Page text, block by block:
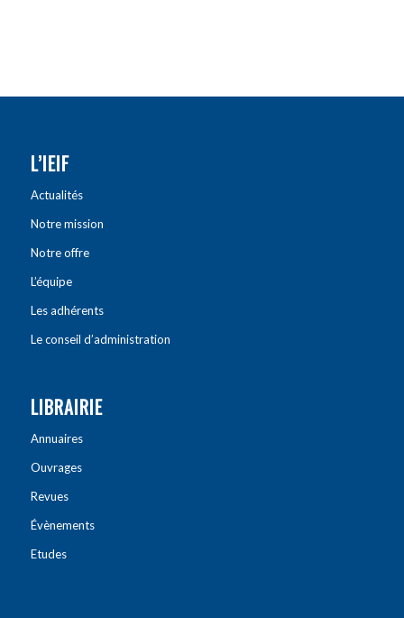
L’IEIF
Actualités
Notre mission
Notre offre
L’équipe
Les adhérents
Le conseil d’administration
LIBRAIRIE
Annuaires
Ouvrages
Revues
Évènements
Etudes